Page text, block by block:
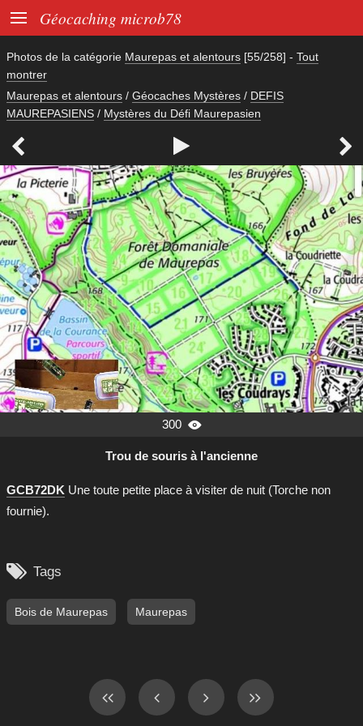
 Géocaching microb78
Photos de la catégorie Maurepas et alentours [55/258] - Tout
montrer
Maurepas et alentours / Géocaches Mystères / DEFIS
MAUREPASIENS / Mystères du Défi Maurepasien
  
300 
Trou de souris à l'ancienne
GCB72DK Une toute petite place à visiter de nuit (Torche non
fournie).
 Tags
Bois de Maurepas Maurepas